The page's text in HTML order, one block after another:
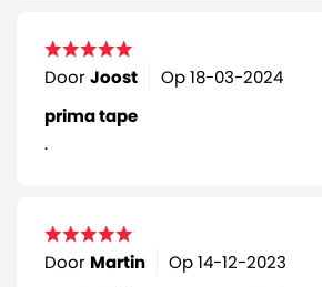
DoorJoost Op18-03-2024
prima tape
.
Door Martin Op14-12-2023